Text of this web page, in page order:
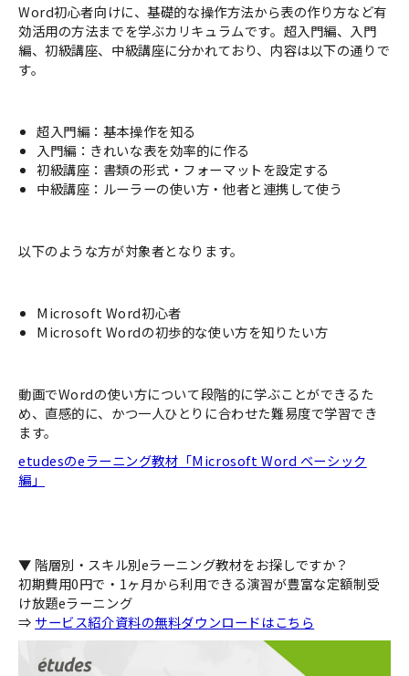
Word初心者向けに、基礎的な操作方法から表の作り方など有
効活用の方法までを学ぶカリキュラムです。超入門編、入門
編、初級講座、中級講座に分かれており、内容は以下の通りで
す。
超入門編：基本操作を知る
入門編：きれいな表を効率的に作る
初級講座：書類の形式・フォーマットを設定する
中級講座：ルーラーの使い方・他者と連携して使う
以下のような方が対象者となります。
Microsoft Word初心者
Microsoft Wordの初歩的な使い方を知りたい方
動画でWordの使い方について段階的に学ぶことができるた
め、直感的に、かつ一人ひとりに合わせた難易度で学習でき
ます。
etudesのeラーニング教材「Microsoft Word ベーシック
編」
▼ 階層別・スキル別eラーニング教材をお探しですか？
初期費用0円で・1ヶ月から利用できる演習が豊富な定額制受
け放題eラーニング
⇒ サービス紹介資料の無料ダウンロードはこちら